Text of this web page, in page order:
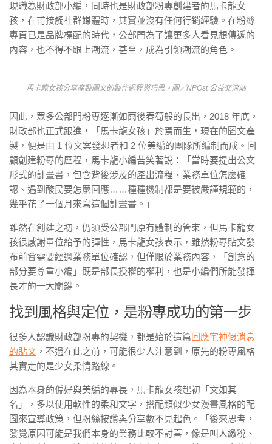
現職為財政部小編，同時也是財政部粉專創建者的馬卡龍女
孩，在甫接觸社群媒體時，其實並沒有任何行銷經驗。在粉絲
專頁已是品牌標配的時代，公部門為了讓更多人看見想傳遞的
內容，也不得不跟上潮流，甚至，成為引領潮流的角色。
馬卡龍女孩分享產製圖文的製作過程與巧思。圖／NPOst 公益交流站
因此，眾多公部門粉專逐漸如雨後春筍般的長出，2018 年底，
財政部也正式跟進，「馬卡龍女孩」於焉而生，現在的圖文產
製，便是由 1 位文案發想者和 2 位美編的團隊所編制而成。回
顧創建粉專的歷程，馬卡龍小編苦笑著說：「當時要提出公文
形式的計畫書，包含背後涉及的產出流程、業務單位怎麼確
認、遇到酸民要怎麼回應……種種機制都是要被嚴謹規範的，
幾乎花了一個月來寫這個計畫書。」
雖然在創建之初，仍須受公部門原有體制的管束，但馬卡龍女
孩很感謝單位給予的彈性，馬卡龍女孩表示，雖然粉專貼文發
布前會需要經過業務單位確認，但僅限於業務內容，「創意的
部分要尊重小編」既是部長授權的權利，也是小編們所能發揮
長才的一大關鍵。
找到風格與定位，是粉專成功的第一步
很多人認識財政部粉專的契機，都是始於這篇回應宅神假消息
的貼文 ，不過在此之前，可能很少人注意到，原先的粉專風格
其實走的是少女柔情路線。
因為本身的偏好與美編的專長，馬卡龍女孩起初「文如其
名」，多以使用軟性的柔和文字，搭配類似少女漫畫風格的配
圖來宣導政策，但粉絲按讚與分享數不見起色。「後來思考，
發覺原因可能是我們本身的業務比較不討喜，像是叫人繳稅、